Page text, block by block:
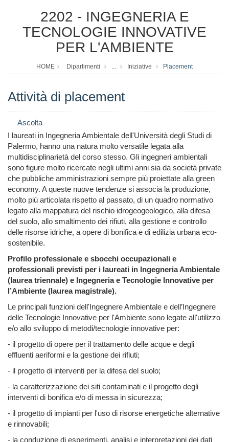
2202 - INGEGNERIA E
TECNOLOGIE INNOVATIVE
PER L'AMBIENTE
HOME Dipartimenti ... Iniziative Placement
Attività di placement
Ascolta
I laureati in Ingegneria Ambientale dell'Università degli Studi di
Palermo, hanno una natura molto versatile legata alla
multidisciplinarietà del corso stesso. Gli ingegneri ambientali
sono figure molto ricercate negli ultimi anni sia da società private
che pubbliche amministrazioni sempre più proiettate alla green
economy. A queste nuove tendenze si associa la produzione,
molto più articolata rispetto al passato, di un quadro normativo
legato alla mappatura del rischio idrogeogeologico, alla difesa
del suolo, allo smaltimento dei rifiuti, alla gestione e controllo
delle risorse idriche, a opere di bonifica e di edilizia urbana eco-
sostenibile.
Profilo professionale e sbocchi occupazionali e
professionali previsti per i laureati in Ingegneria Ambientale
(laurea triennale) e Ingegneria e Tecnologie Innovative per
l’Ambiente (laurea magistrale).
Le principali funzioni dell'Ingegnere Ambientale e dell’Ingegnere
delle Tecnologie Innovative per l'Ambiente sono legate all'utilizzo
e/o allo sviluppo di metodi/tecnologie innovative per:
- il progetto di opere per il trattamento delle acque e degli
effluenti aeriformi e la gestione dei rifiuti;
- il progetto di interventi per la difesa del suolo;
- la caratterizzazione dei siti contaminati e il progetto degli
interventi di bonifica e/o di messa in sicurezza;
- il progetto di impianti per l'uso di risorse energetiche alternative
e rinnovabili;
- la conduzione di esperimenti, analisi e interpretazioni dei dati